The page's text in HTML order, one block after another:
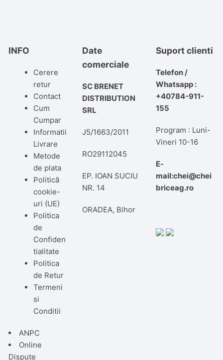
INFO
Cerere
retur
Contact
Cum
Cumpar
Informatii
Livrare
Metode
de plata
Politică
cookie-
uri (UE)
Politica
de
Confiden
tialitate
Politica
de Retur
Termeni
si
Conditii
ANPC
Online
Dispute
Date
comerciale
SC BRENET
DISTRIBUTION
SRL
J5/1663/2011
RO29112045
EP. IOAN SUCIU
NR. 14
ORADEA, Bihor
Suport clienti
Telefon /
Whatsapp :
+40784-911-
155
Program : Luni-
Vineri 10-16
E-
mail:chei@chei
briceag.ro